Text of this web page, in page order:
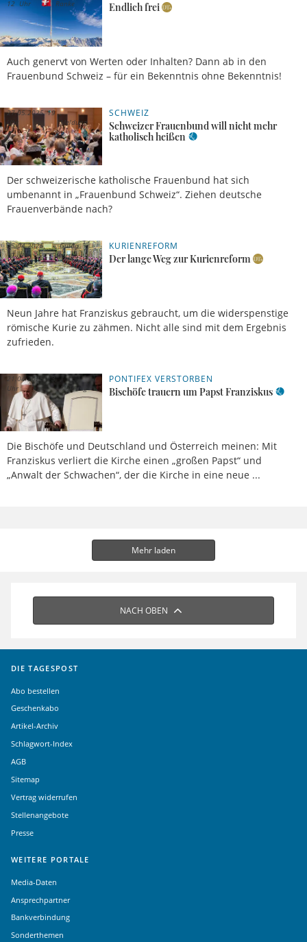
Endlich frei
Auch genervt von Werten oder Inhalten? Dann ab in den
Frauenbund Schweiz – für ein Bekenntnis ohne Bekenntnis!
12 Uhr
Ranke
SCHWEIZ
Schweizer Frauenbund will nicht mehr
katholisch heißen
Der schweizerische katholische Frauenbund hat sich
umbenannt in „Frauenbund Schweiz“. Ziehen deutsche
Frauenverbände nach?
27.05.2025, 19
Uhr
Meldung
KURIENREFORM
Der lange Weg zur Kurienreform
Neun Jahre hat Franziskus gebraucht, um die widerspenstige
römische Kurie zu zähmen. Nicht alle sind mit dem Ergebnis
zufrieden.
25.04.2025,
17 Uhr
Guido
Horst
PONTIFEX VERSTORBEN
Bischöfe trauern um Papst Franziskus
Die Bischöfe und Deutschland und Österreich meinen: Mit
Franziskus verliert die Kirche einen „großen Papst“ und
„Anwalt der Schwachen“, der die Kirche in eine neue ...
21.04.2025, 13
Uhr
Meldung
Mehr laden
NACH OBEN
DIE TAGESPOST
Abo bestellen
Geschenkabo
Artikel-Archiv
Schlagwort-Index
AGB
Sitemap
Vertrag widerrufen
Stellenangebote
Presse
WEITERE PORTALE
Media-Daten
Ansprechpartner
Bankverbindung
Sonderthemen